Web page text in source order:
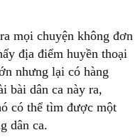
mọi chuyện không đơn
địa điểm huyền thoại
nhưng lại có hàng
bài dân ca này ra,
có thể tìm được một
dân ca.